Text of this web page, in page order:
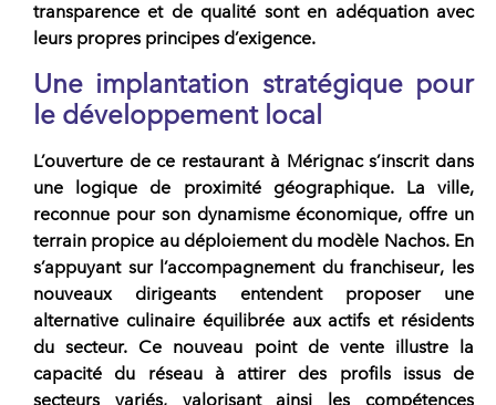
transparence et de qualité sont en adéquation avec
leurs propres principes d’exigence.
Une implantation stratégique pour
le développement local
L’ouverture de ce restaurant à Mérignacs’inscrit dans
une logique de proximité géographique. La ville,
reconnue pour son dynamisme économique, offre un
terrain propice au déploiement du modèle Nachos. En
s’appuyant sur l’accompagnement dufranchiseur, les
nouveaux dirigeants entendent proposer une
alternative culinaire équilibrée aux actifs et résidents
du secteur. Ce nouveau point de vente illustre la
capacité du réseauà attirer des profils issus de
secteurs variés, valorisant ainsi les compétences